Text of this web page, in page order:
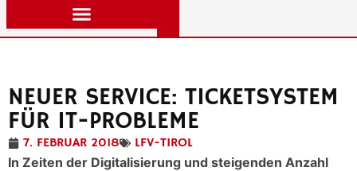
NEUER SERVICE: TICKETSYSTEM
FÜR IT-PROBLEME
7. FEBRUAR 2018
LFV-TIROL
In Zeiten der Digitalisierung und steigenden Anzahl